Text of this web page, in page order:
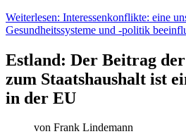
Weiterlesen: Interessenkonflikte: eine
Gesundheitssysteme und ‑politik
Estland: Der Beitrag
zum Staatshaushalt ist
in der EU
von Frank Lindemann